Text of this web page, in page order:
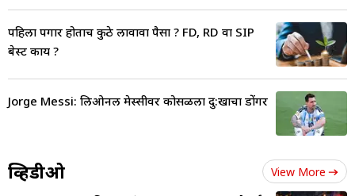
पहिला पगार होताच कुठे लावावा पैसा ? FD, RD वा SIP
बेस्ट काय ?
Jorge Messi: लिओनल मेस्सीवर कोसळला दु:खाचा डोंगर
व्हिडीओ View More